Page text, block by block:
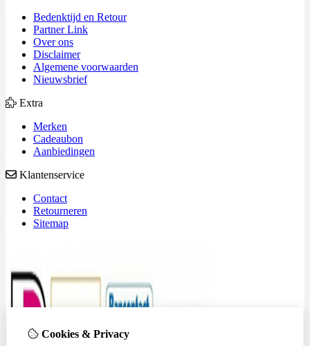
Bedenktijd en Retour
Partner Link
Over ons
Disclaimer
Algemene voorwaarden
Nieuwsbrief
Extra
Merken
Cadeaubon
Aanbiedingen
Klantenservice
Contact
Retourneren
Sitemap
Cookies & Privacy